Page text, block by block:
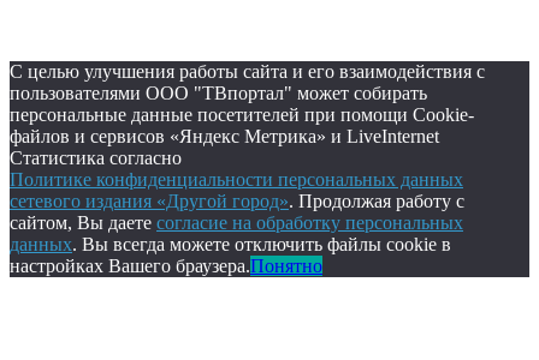
С целью улучшения работы сайта и его взаимодействия с
пользователями ООО "ТВпортал" может собирать
персональные данные посетителей при помощи Cookie-
файлов и сервисов «Яндекс Метрика» и LiveInternet
Статистика согласно
Политике конфиденциальности персональных данных
сетевого издания «Другой город». Продолжая работу с
сайтом, Вы даете согласие на обработку персональных
данных. Вы всегда можете отключить файлы cookie в
настройках Вашего браузера.Понятно